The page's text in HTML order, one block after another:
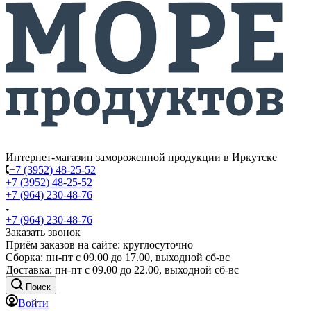
Интернет-магазин замороженной продукции в Иркутске
+7 (3952) 48-25-52
+7 (3952) 48-25-52
+7 (964) 230-48-76
+7 (964) 230-48-76
Заказать звонок
Приём заказов на сайте: круглосуточно
Сборка: пн-пт с 09.00 до 17.00, выходной сб-вс
Доставка: пн-пт с 09.00 до 22.00, выходной сб-вс
Поиск
Войти